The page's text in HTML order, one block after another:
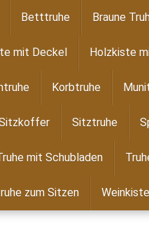
Betttruhe Braune
mit Deckel Holzkiste
Korbtruhe
Sitztruhe
mit Schubladen
zum Sitzen Weinkiste